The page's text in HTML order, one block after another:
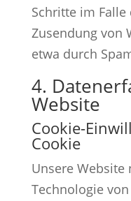
Schritte im
Zusendung von
etwa durch
4.
Website
Cookie-
Cookie
Unsere Website
Technologie